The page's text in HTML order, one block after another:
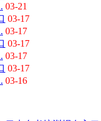
03-21
03-17
03-17
03-17
03-17
03-17
03-16